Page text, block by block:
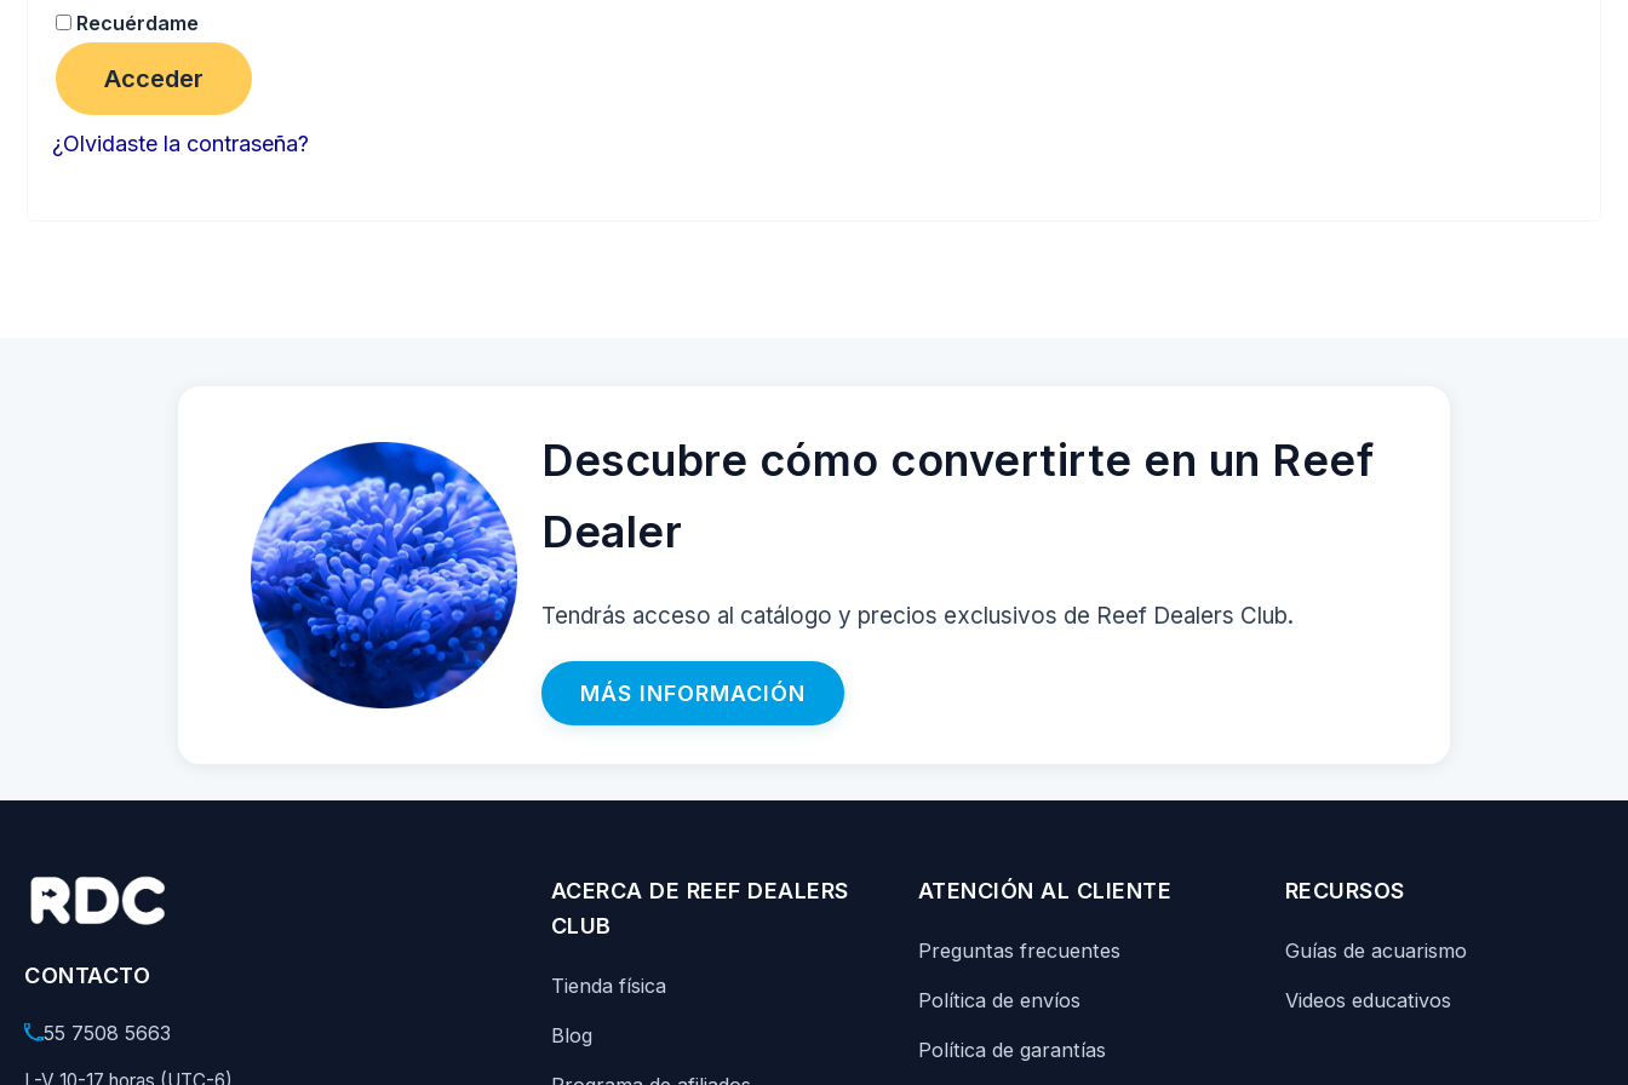
Recuérdame
Acceder
¿Olvidaste la contraseña?
Descubre cómo convertirte en un Reef
Dealer
Tendrás acceso al catálogo y precios exclusivos de Reef Dealers Club.
MÁS INFORMACIÓN
CONTACTO
55 7508 5663
ACERCA DE REEF DEALERS
CLUB
Tienda física
Blog
ATENCIÓN AL CLIENTE
Preguntas frecuentes
Política de envíos
Política de garantías
RECURSOS
Guías de acuarismo
Videos educativos